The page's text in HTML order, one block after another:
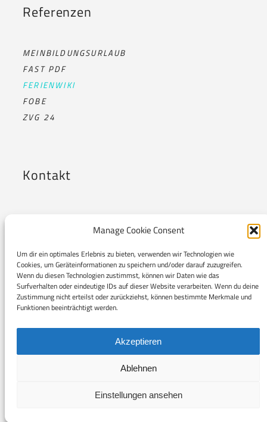
Manage Cookie Consent
Um dir ein optimales Erlebnis zu bieten, verwenden wir Technologien wie
Cookies, um Geräteinformationen zu speichern und/oder darauf zuzugreifen.
Wenn du diesen Technologien zustimmst, können wir Daten wie das
Surfverhalten oder eindeutige IDs auf dieser Website verarbeiten. Wenn du deine
Zustimmung nicht erteilst oder zurückziehst, können bestimmte Merkmale und
Funktionen beeinträchtigt werden.
Akzeptieren
Ablehnen
Einstellungen ansehen
Referenzen
MEINBILDUNGSURLAUB
FAST PDF
FERIENWIKI
FOBE
ZVG 24
Kontakt
10435 Berlin